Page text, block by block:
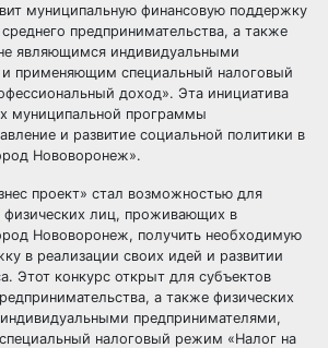
муниципальную финансовую поддержку
предпринимательства, а также
являющимся индивидуальными
применяющим специальный налоговый
доход». Эта инициатива
муниципальной программы
и развитие социальной политики в
Нововоронеж».
проект» стал возможностью для
физических лиц, проживающих в
Нововоронеж, получить необходимую
в реализации своих идей и развитии
Этот конкурс открыт для субъектов
а также физических
предпринимателями,
налоговый режим «Налог на